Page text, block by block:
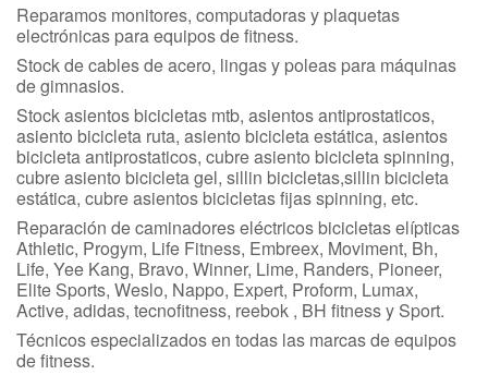
Reparamos monitores, computadoras y plaquetas
electrónicas para equipos de fitness.
Stock de cables de acero, lingas y poleas para máquinas
de gimnasios.
Stock asientos bicicletas mtb, asientos antiprostaticos,
asiento bicicleta ruta, asiento bicicleta estática, asientos
bicicleta antiprostaticos, cubre asiento bicicleta spinning,
cubre asiento bicicleta gel, sillin bicicletas,sillin bicicleta
estática, cubre asientos bicicletas fijas spinning, etc.
Reparación de caminadores eléctricos bicicletas elípticas
Athletic, Progym, Life Fitness, Embreex, Moviment, Bh,
Life, Yee Kang, Bravo, Winner, Lime, Randers, Pioneer,
Elite Sports, Weslo, Nappo, Expert, Proform, Lumax,
Active, adidas, tecnofitness, reebok , BH fitness y Sport.
Técnicos especializados en todas las marcas de equipos
de fitness.